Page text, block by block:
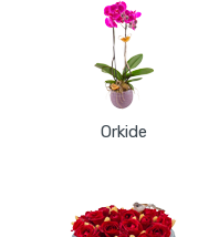
Orkide